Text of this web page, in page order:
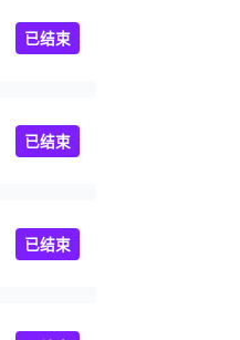
已结束
已结束
已结束